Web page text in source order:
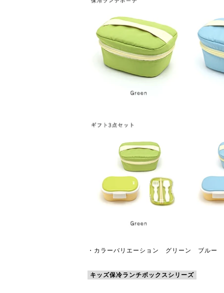
・カラーバリエーション グリーン ブルー
キッズ保冷ランチボックスシリーズ